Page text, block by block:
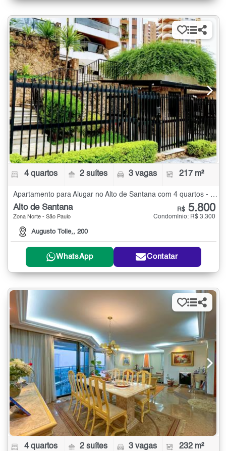
4 quartos 2 suítes 3 vagas 217 m²
Alto de Santana
Zona Norte - São Paulo
Augusto Tolle,, 200
R$ 5.800
Condomínio: R$ 3.300
WhatsApp Contatar
4 quartos 2 suítes 3 vagas 232 m²